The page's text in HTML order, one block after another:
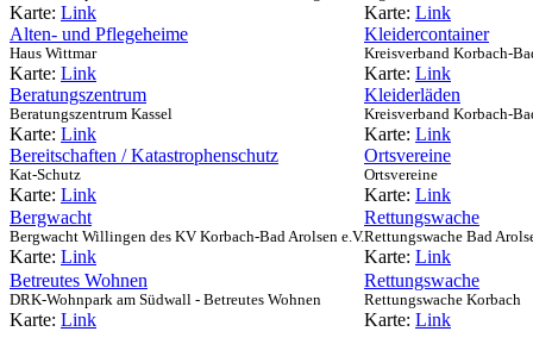
Karte: Link Karte: Link
Alten- und Pflegeheime
Haus Wittmar
Karte: Link
Kleidercontainer
Kreisverband Korbach-
Karte: Link
Beratungszentrum
Beratungszentrum Kassel
Karte: Link
Kleiderläden
Kreisverband Korbach-
Karte: Link
Bereitschaften / Katastrophenschutz
Kat-Schutz
Karte: Link
Ortsvereine
Ortsvereine
Karte: Link
Bergwacht
Bergwacht Willingen des KV Korbach-Bad Arolsen e.V.
Karte: Link
Rettungswache
Rettungswache Bad
Karte: Link
Betreutes Wohnen
DRK-Wohnpark am Südwall - Betreutes Wohnen
Karte: Link
Rettungswache
Rettungswache Korbach
Karte: Link